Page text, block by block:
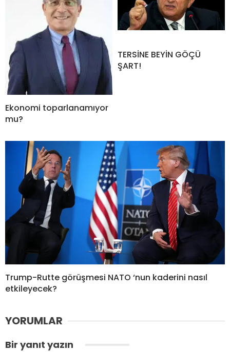
Ekonomi toparlanamıyor
mu?
TERSİNE BEYİN GÖÇÜ
ŞART!
Trump-Rutte görüşmesi NATO ‘nun kaderini nasıl
etkileyecek?
YORUMLAR
Bir yanıt yazın